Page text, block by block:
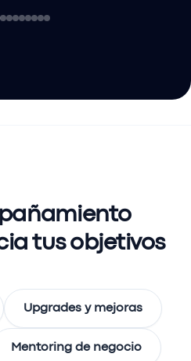
tus objetivos
Upgrades y mejoras
Mentoring de negocio